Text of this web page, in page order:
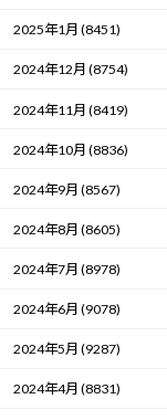
2025年1月 (8451)
2024年12月 (8754)
2024年11月 (8419)
2024年10月 (8836)
2024年9月 (8567)
2024年8月 (8605)
2024年7月 (8978)
2024年6月 (9078)
2024年5月 (9287)
2024年4月 (8831)